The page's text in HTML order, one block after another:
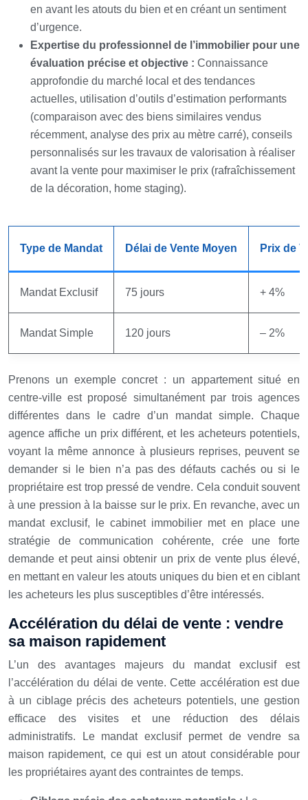
en avant les atouts du bien et en créant un sentiment
d’urgence.
Expertise du professionnel de l’immobilier pour une
évaluation précise et objective : Connaissance
approfondie du marché local et des tendances
actuelles, utilisation d’outils d’estimation performants
(comparaison avec des biens similaires vendus
récemment, analyse des prix au mètre carré), conseils
personnalisés sur les travaux de valorisation à réaliser
avant la vente pour maximiser le prix (rafraîchissement
de la décoration, home staging).
Type de Mandat Délai de Vente Moyen Prix de
Mandat Exclusif 75 jours + 4%
Mandat Simple 120 jours – 2%
Prenons un exemple concret : un appartement situé en
centre-ville est proposé simultanément par trois agences
différentes dans le cadre d’un mandat simple. Chaque
agence affiche un prix différent, et les acheteurs potentiels,
voyant la même annonce à plusieurs reprises, peuvent se
demander si le bien n’a pas des défauts cachés ou si le
propriétaire est trop pressé de vendre. Cela conduit souvent
à une pression à la baisse sur le prix. En revanche, avec un
mandat exclusif, le cabinet immobilier met en place une
stratégie de communication cohérente, crée une forte
demande et peut ainsi obtenir un prix de vente plus élevé,
en mettant en valeur les atouts uniques du bien et en ciblant
les acheteurs les plus susceptibles d’être intéressés.
Accélération du délai de vente : vendre
sa maison rapidement
L’un des avantages majeurs du mandat exclusif est
l’accélération du délai de vente. Cette accélération est due
à un ciblage précis des acheteurs potentiels, une gestion
efficace des visites et une réduction des délais
administratifs. Le mandat exclusif permet de vendre sa
maison rapidement, ce qui est un atout considérable pour
les propriétaires ayant des contraintes de temps.